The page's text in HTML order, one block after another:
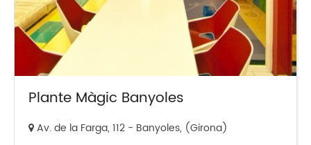
Plante Màgic Banyoles
Av. de la Farga, 112 - Banyoles, (Girona)